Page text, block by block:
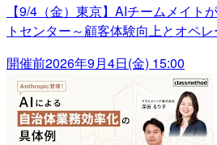
【9/4（金）東京】AIチームメイト
トセンター～顧客体験向上とオペ
開催前2026年9月4日(金) 15:00